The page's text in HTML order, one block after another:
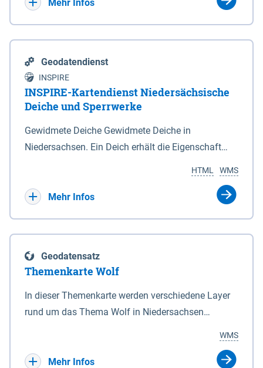
Mehr Infos
Geodatendienst
INSPIRE
INSPIRE-Kartendienst Niedersächsische
Deiche und Sperrwerke
Gewidmete Deiche Gewidmete Deiche in
Niedersachsen. Ein Deich erhält die Eigenschaft
Deichbehörde durch Verordnung ausspricht. Für
enthalten. Sperrwerke Sperrwerke sind Bauwerke
mit Sperrvorrichtungen in Tidegewässern, die dem
Schutz eines Gebietes vor erhöhten Tiden, vor allem
vor Sturmfluten, zu dienen bestimmt sind (§2 Abs.3
Eigenschaft eines Sperrwerkes durch Widmung, die
die Deichbehörde durch Verordnung ausspricht.
WMS
HTML
Mehr Infos
Geodatensatz
Themenkarte Wolf
In dieser Themenkarte werden verschiedene Layer
rund um das Thema Wolf in Niedersachsen
sowie Status der bestehenden Wolfsterritorien im
laufenden Monitoringjahr.
WMS
Mehr Infos